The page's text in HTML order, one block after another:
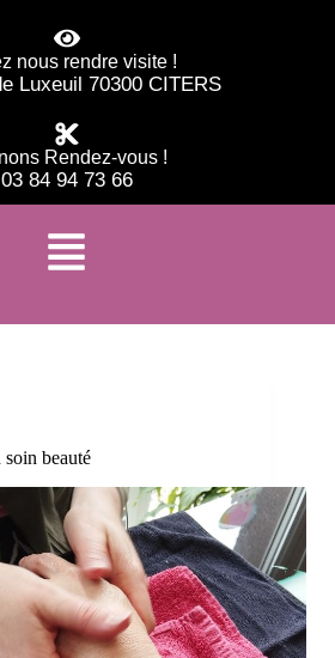
nous rendre visite !
Luxeuil 70300 CITERS
Rendez-vous !
03 84 94 73 66
beauté